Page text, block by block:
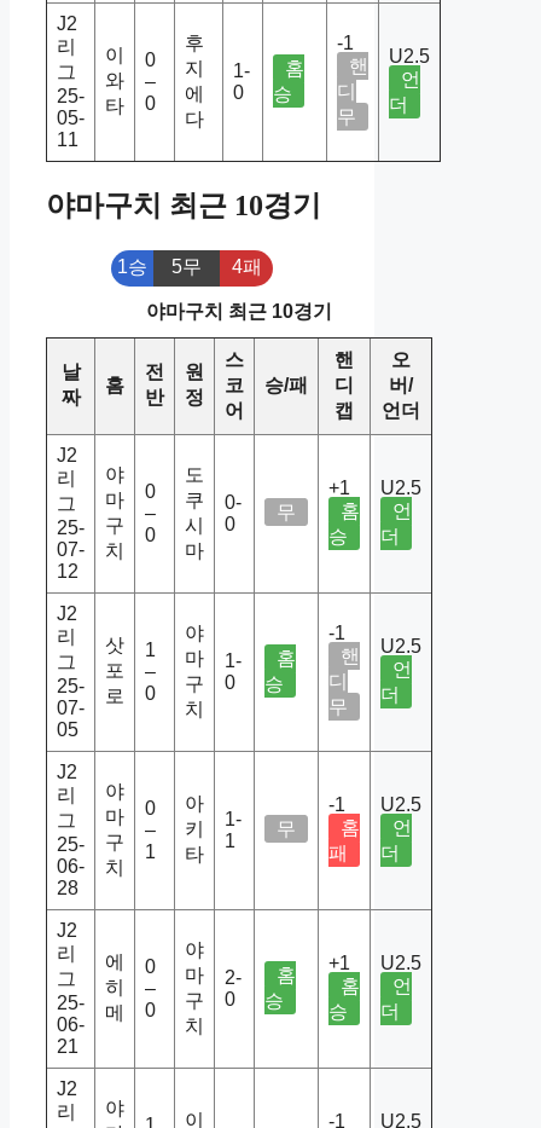
J2
리
그
25-
05-
11
이
와
타
0
–
0
후
지
에
다
1-
0
홈
승
-1
핸
디
무
U2.5
언
더
야마구치 최근 10경기
1승 5무 4패
야마구치 최근 10경기
날
짜
홈
전
반
원
정
스
코
어
승/패
핸
디
캡
오
버/
언더
J2
리
그
25-
07-
12
야
마
구
치
0
–
0
도
쿠
시
마
0-
0
무
+1
홈
승
U2.5
언
더
J2
리
그
25-
07-
05
삿
포
로
1
–
0
야
마
구
치
1-
0
홈
승
-1
핸
디
무
U2.5
언
더
J2
리
그
25-
06-
28
야
마
구
치
0
–
1
아
키
타
1-
1
무
-1
홈
패
U2.5
언
더
J2
리
그
25-
06-
21
에
히
메
0
–
0
야
마
구
치
2-
0
홈
승
+1
홈
승
U2.5
언
더
J2
리
야
이 -1 U2.5